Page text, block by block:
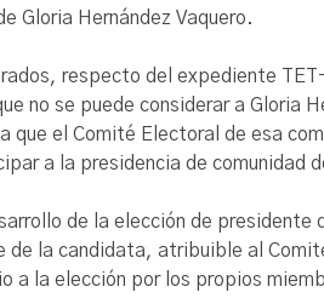
Gloria Hernández Vaquero.
respecto del expediente
no se puede considerar a Gloria
que el Comité Electoral de esa
a la presidencia de comunidad
de la elección de presidente
de la candidata, atribuible al
a la elección por los propios